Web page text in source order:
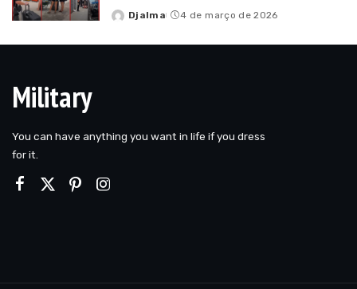
Posted
Djalma 4 de março de 2026
Military
You can have anything you want in life if you dress
for it.